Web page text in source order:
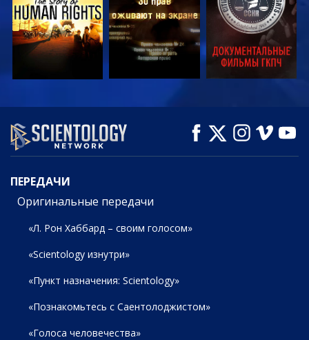
СМОТРЕТЬ СМОТРЕТЬ
СМОТРЕТЬ
ПЕРЕДАЧИ
ПЕРЕДАЧИ
Оригинальные передачи
«Л. Рон Хаббард – своим голосом»
«Scientology изнутри»
«Пункт назначения: Scientology»
«Познакомьтесь с Саентолоджистом»
«Голоса человечества»